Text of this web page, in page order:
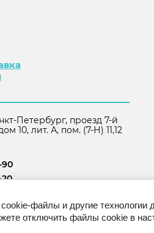
Петербург, проезд 7-й
10, лит. А, пом. (7-Н) 11,12
90
20
cookie-файлы и другие
отключить файлы cookie в